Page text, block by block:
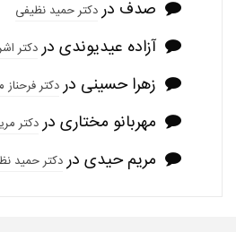
صدف دردکتر حمید نظیفی
آزاده عیدیوندی دردکتر
زهرا حسینی دردکتر فرحناز
مهربانو مختاری دردکتر
مریم حیدی دردکتر حمید